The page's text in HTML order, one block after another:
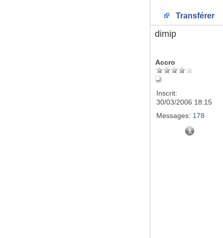
Transférer
dimip
Accro
Inscrit:
30/03/2006 18:15
Messages: 178